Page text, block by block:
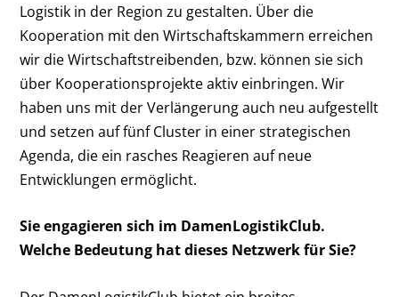
Logistik in der Region zu gestalten. Über die
Kooperation mit den Wirtschaftskammern erreichen
wir die Wirtschaftstreibenden, bzw. können sie sich
über Kooperationsprojekte aktiv einbringen. Wir
haben uns mit der Verlängerung auch neu aufgestellt
und setzen auf fünf Cluster in einer strategischen
Agenda, die ein rasches Reagieren auf neue
Entwicklungen ermöglicht.
Sie engagieren sich im DamenLogistikClub.
Welche Bedeutung hat dieses Netzwerk für Sie?